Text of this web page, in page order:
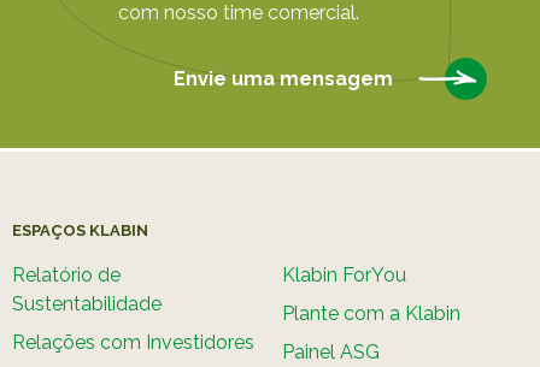
com nosso time comercial.
Envie uma mensagem
ESPAÇOS KLABIN
Relatório de
Sustentabilidade
Relações com Investidores
Klabin ForYou
Plante com a Klabin
Painel ASG